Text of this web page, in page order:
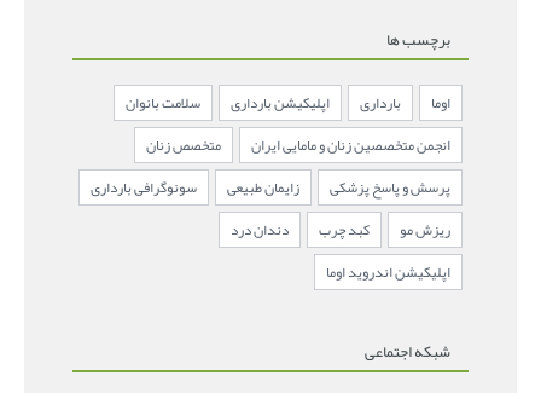
برچسب ها
اوما بارداری اپلیکیشن بارداری
سلامت بانوان
انجمن متخصصین زنان و مامایی ایران
متخصص زنان
پرسش و پاسخ پزشکی
زایمان طبیعی
سونوگرافی بارداری
ریزش مو
کبد چرب
دندان درد
اپلیکیشن اندروید اوما
شبکه اجتماعی